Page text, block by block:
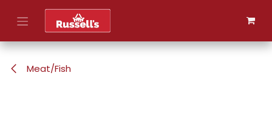
Skip to Content
Meat/Fish